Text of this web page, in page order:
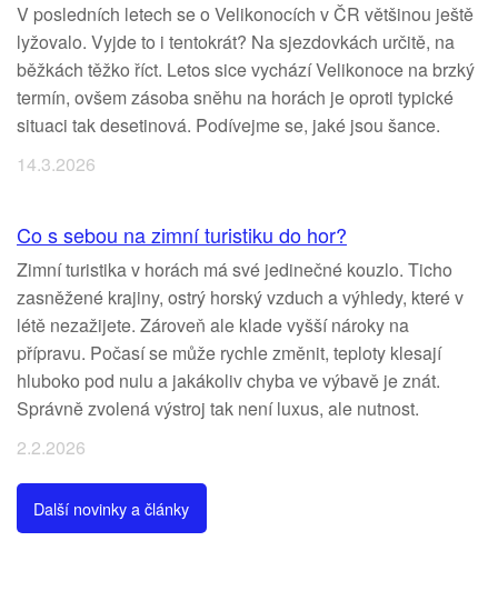
V posledních letech se o Velikonocích v ČR většinou ještě
lyžovalo. Vyjde to i tentokrát? Na sjezdovkách určitě, na
běžkách těžko říct. Letos sice vychází Velikonoce na brzký
termín, ovšem zásoba sněhu na horách je oproti typické
situaci tak desetinová. Podívejme se, jaké jsou šance.
14.3.2026
Co s sebou na zimní turistiku do hor?
Zimní turistika v horách má své jedinečné kouzlo. Ticho
zasněžené krajiny, ostrý horský vzduch a výhledy, které v
létě nezažijete. Zároveň ale klade vyšší nároky na
přípravu. Počasí se může rychle změnit, teploty klesají
hluboko pod nulu a jakákoliv chyba ve výbavě je znát.
Správně zvolená výstroj tak není luxus, ale nutnost.
2.2.2026
Další novinky a články